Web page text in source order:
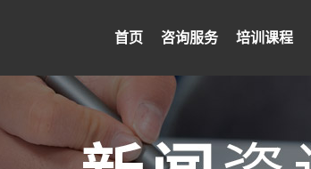
首页 咨询服务 培训课程